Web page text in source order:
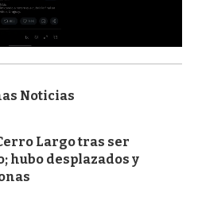
Noticias
Largo tras ser
hubo desplazados y